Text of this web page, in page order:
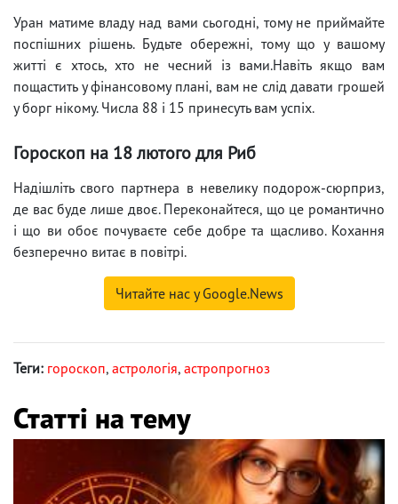
Уран матиме владу над вами сьогодні, тому не приймайте
поспішних рішень. Будьте обережні, тому що у вашому
житті є хтось, хто не чесний із вами.Навіть якщо вам
пощастить у фінансовому плані, вам не слід давати грошей
у борг нікому. Числа 88 і 15 принесуть вам успіх.
Гороскоп на 18 лютого для Риб
Надішліть свого партнера в невелику подорож-сюрприз,
де вас буде лише двоє. Переконайтеся, що це романтично
і що ви обоє почуваєте себе добре та щасливо. Кохання
безперечно витає в повітрі.
Читайте нас у Google.News
Теги: гороскоп, астрологія, астропрогноз
Статті на тему